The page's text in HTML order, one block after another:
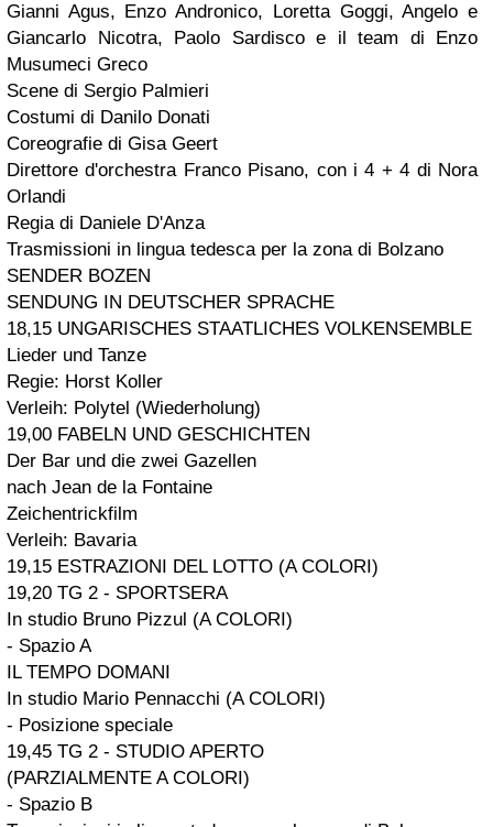
Gianni Agus, Enzo Andronico, Loretta Goggi, Angelo e
Giancarlo Nicotra, Paolo Sardisco e il team di Enzo
Musumeci Greco
Scene di Sergio Palmieri
Costumi di Danilo Donati
Coreografie di Gisa Geert
Direttore d'orchestra Franco Pisano, con i 4 + 4 di Nora
Orlandi
Regia di Daniele D'Anza
Trasmissioni in lingua tedesca per la zona di Bolzano
SENDER BOZEN
SENDUNG IN DEUTSCHER SPRACHE
18,15 UNGARISCHES STAATLICHES VOLKENSEMBLE
Lieder und Tanze
Regie: Horst Koller
Verleih: Polytel (Wiederholung)
19,00 FABELN UND GESCHICHTEN
Der Bar und die zwei Gazellen
nach Jean de la Fontaine
Zeichentrickfilm
Verleih: Bavaria
19,15 ESTRAZIONI DEL LOTTO (A COLORI)
19,20 TG 2 - SPORTSERA
In studio Bruno Pizzul (A COLORI)
- Spazio A
IL TEMPO DOMANI
In studio Mario Pennacchi (A COLORI)
- Posizione speciale
19,45 TG 2 - STUDIO APERTO
(PARZIALMENTE A COLORI)
- Spazio B